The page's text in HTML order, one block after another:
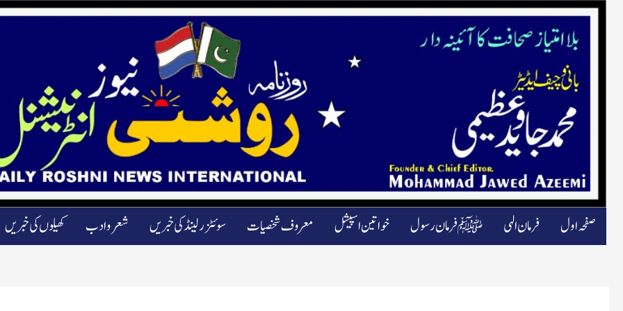
کھیلوں کی خبریں شعرو ادب سوئٹزرلینڈ کی خبریں معروف شخصیات خواتین اسپیشل ﷺ فرمان رسول فرمان الہی صفحہ اول